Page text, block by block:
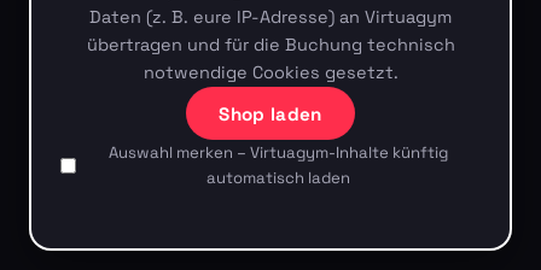
Daten (z. B. eure IP-Adresse) an Virtuagym
übertragen und für die Buchung technisch
notwendige Cookies gesetzt.
Shop laden
Auswahl merken – Virtuagym-Inhalte künftig
automatisch laden